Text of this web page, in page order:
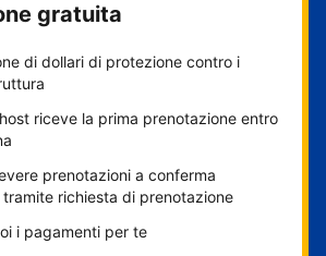
gratuita
di dollari di protezione contro i
riceve la prima prenotazione entro
prenotazioni a conferma
tramite richiesta di prenotazione
i pagamenti per te